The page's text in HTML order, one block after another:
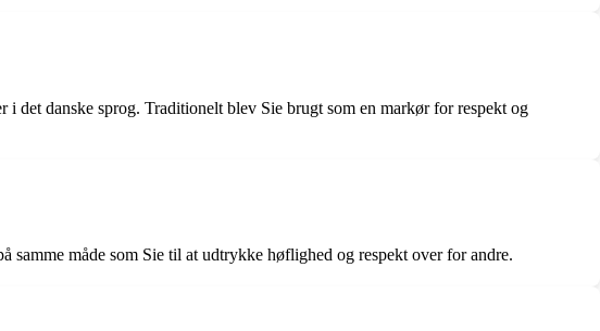
det danske sprog. Traditionelt blev Sie brugt som en markør for respekt og
måde som Sie til at udtrykke høflighed og respekt over for andre.